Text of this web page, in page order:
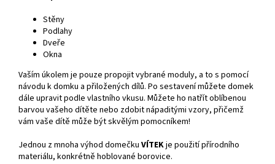
Stěny
Podlahy
Dveře
Okna
Vaším úkolem je pouze propojit vybrané moduly, a to s pomocí
návodu k domku a přiložených dílů. Po sestavení můžete domek
dále upravit podle vlastního vkusu. Můžete ho natřít oblíbenou
barvou vašeho dítěte nebo zdobit nápaditými vzory, přičemž
vám vaše dítě může být skvělým pomocníkem!
Jednou z mnoha výhod domečku VÍTEKje použití přírodního
materiálu, konkrétně hoblované borovice.